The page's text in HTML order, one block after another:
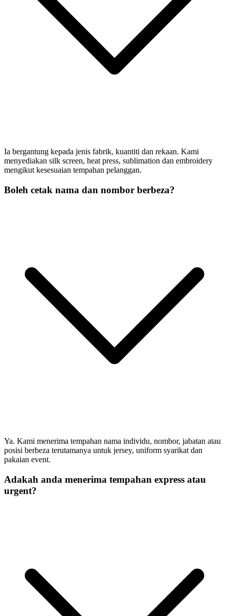
Ia bergantung kepada jenis fabrik, kuantiti dan rekaan. Kami
menyediakan silk screen, heat press, sublimation dan embroidery
mengikut kesesuaian tempahan pelanggan.
Boleh cetak nama dan nombor berbeza?
Ya. Kami menerima tempahan nama individu, nombor, jabatan atau
posisi berbeza terutamanya untuk jersey, uniform syarikat dan
pakaian event.
Adakah anda menerima tempahan express atau
urgent?